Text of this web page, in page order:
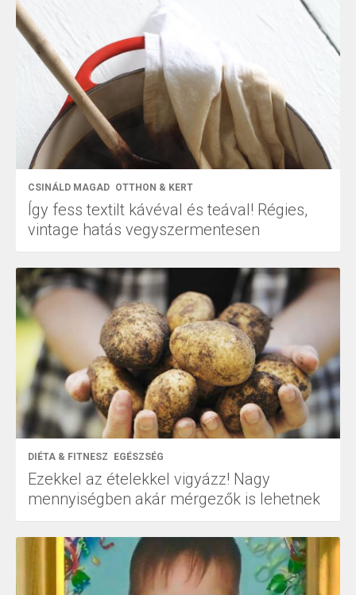
CSINÁLD MAGAD OTTHON & KERT
Így fess textilt kávéval és teával! Régies,
vintage hatás vegyszermentesen
DIÉTA & FITNESZ EGÉSZSÉG
Ezekkel az ételekkel vigyázz! Nagy
mennyiségben akár mérgezők is lehetnek